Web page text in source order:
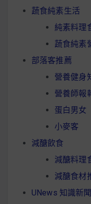
蔬食純素生活
純素料理
蔬食純素
部落客推薦
營養健身
營養師報
蛋白男女
小麥客
減醣飲食
減醣料理
減醣食材
UNews 知識新聞